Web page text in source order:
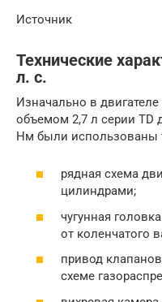
Источник
Технические
л. с.
Изначально в
объемом 2,7 л серии TD
Нм были использованы
рядная схема
цилиндрами;
чугунная
от коленчатого
привод
схеме